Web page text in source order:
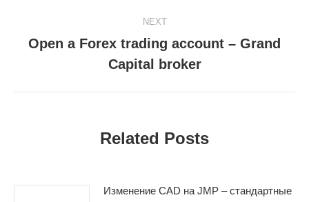
NEXT
Next
post:
Open a Forex trading account – Grand
Capital broker
Related Posts
Изменение CAD на JMP – стандартные